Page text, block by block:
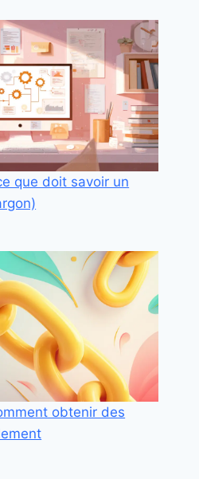
que doit savoir un
obtenir des